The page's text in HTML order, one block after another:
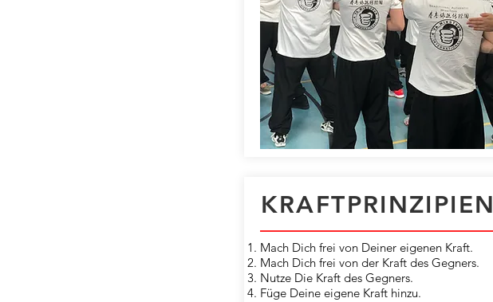
KRAFTPRINZIPIEN
Mach Dich frei von Deiner eigenen Kraft.
Mach Dich frei von der Kraft des Gegners.
Nutze Die Kraft des Gegners.
Füge Deine eigene Kraft hinzu.